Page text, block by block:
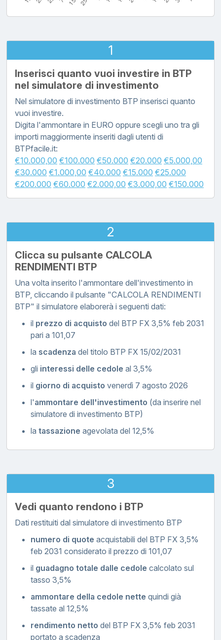
1
Inserisci quanto vuoi investire in BTP
nel simulatore di investimento
Nel simulatore di investimento BTP inserisci quanto
vuoi investire.
Digita l'ammontare in EURO oppure scegli uno tra gli
importi maggiormente inseriti dagli utenti di
BTPfacile.it:
€10.000,00 €100.000 €50.000 €20.000 €5.000,00
€30.000 €1.000,00 €40.000 €15.000 €25.000
€200.000 €60.000 €2.000,00 €3.000,00 €150.000
2
Clicca su pulsante CALCOLA
RENDIMENTI BTP
Una volta inserito l'ammontare dell'investimento in
BTP, cliccando il pulsante "CALCOLA RENDIMENTI
BTP" il simulatore elaborerà i seguenti dati:
il prezzo di acquisto del BTP FX 3,5% feb 2031
pari a 101,07
la scadenza del titolo BTP FX 15/02/2031
gli interessi delle cedole al 3,5%
il giorno di acquisto venerdì 7 agosto 2026
l'ammontare dell'investimento (da inserire nel
simulatore di investimento BTP)
la tassazione agevolata del 12,5%
3
Vedi quanto rendono i BTP
Dati restituiti dal simulatore di investimento BTP
numero di quote acquistabili del BTP FX 3,5%
feb 2031 considerato il prezzo di 101,07
il guadagno totale dalle cedole calcolato sul
tasso 3,5%
ammontare della cedole nette quindi già
tassate al 12,5%
rendimento netto del BTP FX 3,5% feb 2031
portato a scadenza